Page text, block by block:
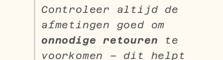
Controleer altijd de
afmetingen goed om
onnodige retouren te
voorkomen – dit helpt